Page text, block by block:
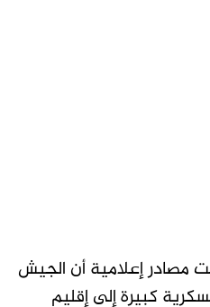
إعلامية أن الجيش
كبيرة إلى إقليم